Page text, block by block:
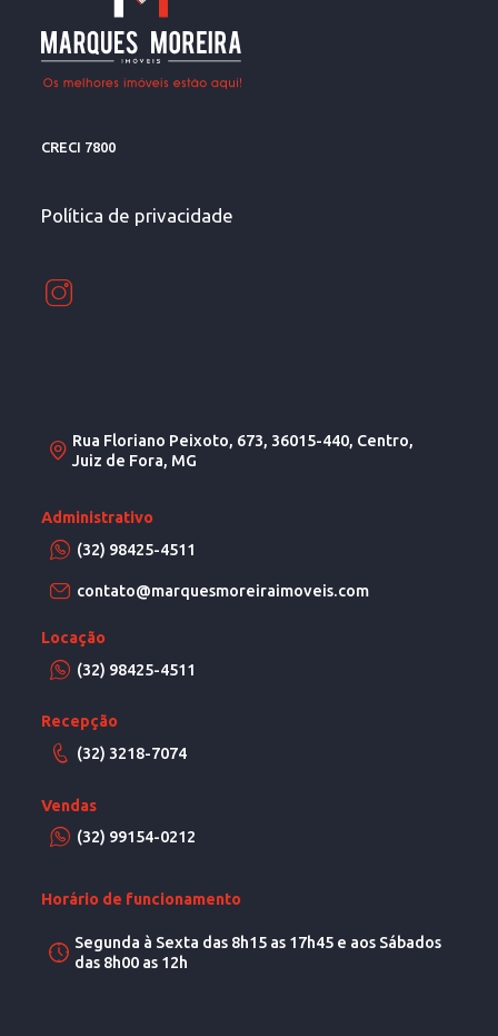
CRECI 7800
Política de privacidade
Rua Floriano Peixoto, 673, 36015-440, Centro,
Juiz de Fora, MG
Administrativo
(32) 98425-4511
contato@marquesmoreiraimoveis.com
Locação
(32) 98425-4511
Recepção
(32) 3218-7074
Vendas
(32) 99154-0212
Horário de funcionamento
Segunda à Sexta das 8h15 as 17h45 e aos Sábados
das 8h00 as 12h